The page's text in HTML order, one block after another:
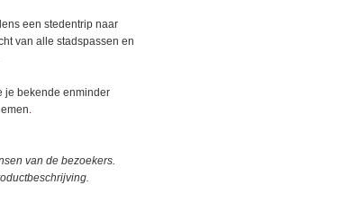
een stedentrip naar
van alle stadspassen en
je bekende enminder
.
van de bezoekers.